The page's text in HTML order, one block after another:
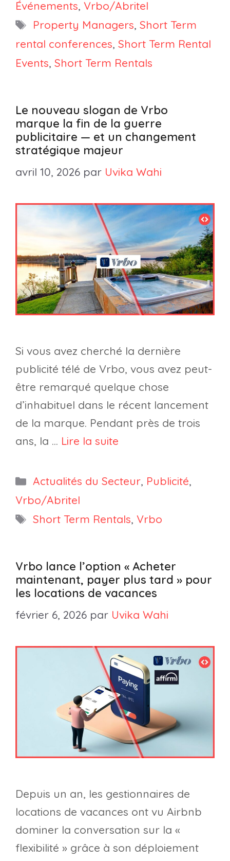
Événements, Vrbo/Abritel
Étiquettes
Property Managers, Short Term
rental conferences, Short Term Rental
Events, Short Term Rentals
Le nouveau slogan de Vrbo
marque la fin de la guerre
publicitaire — et un changement
stratégique majeur
avril 10, 2026 par Uvika Wahi
Si vous avez cherché la dernière
publicité télé de Vrbo, vous avez peut-
être remarqué quelque chose
d’inhabituel dans le récent lancement
de la marque. Pendant près de trois
ans, la … Lire la suite
Catégories
Actualités du Secteur, Publicité,
Vrbo/Abritel
Étiquettes
Short Term Rentals, Vrbo
Vrbo lance l’option « Acheter
maintenant, payer plus tard » pour
les locations de vacances
février 6, 2026 par Uvika Wahi
Depuis un an, les gestionnaires de
locations de vacances ont vu Airbnb
dominer la conversation sur la «
flexibilité » grâce à son déploiement